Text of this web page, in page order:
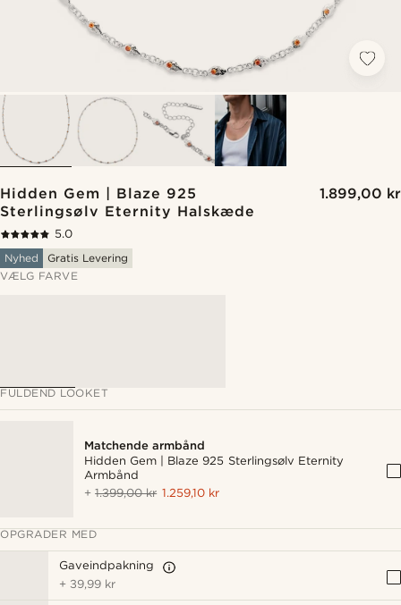
Hidden Gem | Blaze 925
Sterlingsølv Eternity Halskæde
1.899,00 kr
5.0
Nyhed
Gratis Levering
VÆLG FARVE
FULDEND LOOKET
Matchende armbånd
Hidden Gem | Blaze 925 Sterlingsølv Eternity
Armbånd
+1.399,00 kr 1.259,10 kr
OPGRADER MED
Gaveindpakning
+ 39,99 kr